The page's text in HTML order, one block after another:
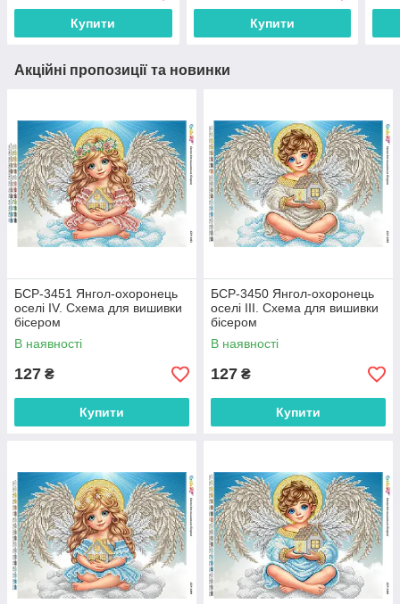
Купити Купити
Акційні пропозиції та новинки
БСР-3451 Янгол-охоронець
оселі ІV. Схема для вишивки
бісером
В наявності
127 ₴
Купити
БСР-3450 Янгол-охоронець
оселі ІІІ. Схема для вишивки
бісером
В наявності
127 ₴
Купити